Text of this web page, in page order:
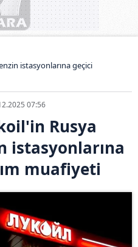
istasyonlarına geçici
07:56
Rusya
istasyonlarına
muafiyeti